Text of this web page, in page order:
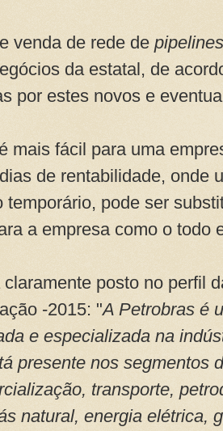
venda de rede de pipelines
da estatal, de
por estes novos e
mais fácil para uma
de rentabilidade, onde
temporário, pode ser
a empresa como o todo
posto no perfil
-2015: "A Petrobras é
e especializada na
presente nos segmentos
transporte,
natural, energia elétrica,